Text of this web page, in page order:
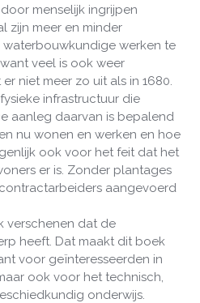
menselijk ingrijpen
zijn meer en minder
werken te
veel is ook weer
niet meer zo uit als in 1680.
infrastructuur die
aanleg daarvan is bepalend
nu wonen en werken en hoe
ook voor het feit dat het
er is. Zonder plantages
aangevoerd
verschenen dat de
heeft. Dat maakt dit boek
voor geïnteresseerden in
ook voor het technisch,
onderwijs.